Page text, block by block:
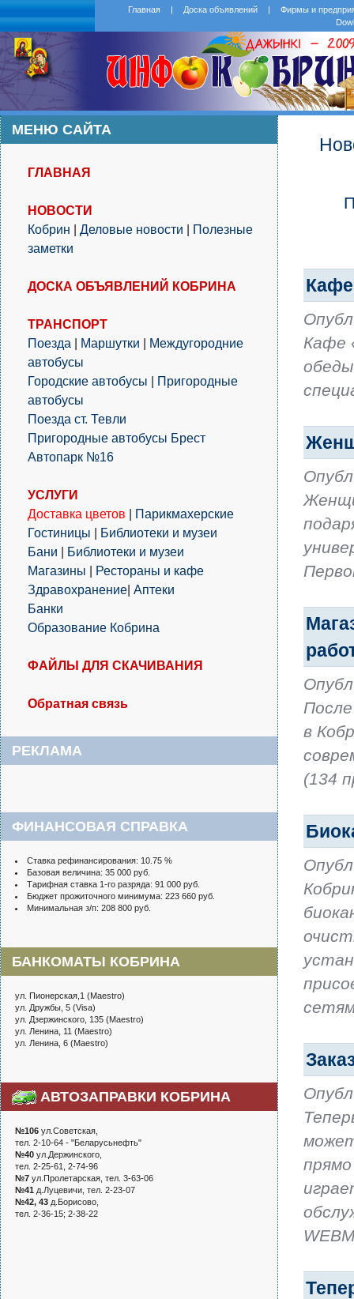
Главная | Доска объявлений |
Фирмы и
МЕНЮ САЙТА
ГЛАВНАЯ
НОВОСТИ
Кобрин
Деловые новости
Полезные
заметки
ДОСКА ОБЪЯВЛЕНИЙ КОБРИНА
ТРАНСПОРТ
Поезда
Маршутки
Междугородние
автобусы
Городские автобусы
Пригородные
автобусы
Поезда ст. Тевли
Пригородные автобусы Брест
Автопарк №16
УСЛУГИ
Доставка цветов
Парикмахерские
Гостиницы
Библиотеки и музеи
Бани
Библиотеки и музеи
Магазины
Рестораны и кафе
Здравохранение Аптеки
Банки
Образование Кобрина
ФАЙЛЫ ДЛЯ СКАЧИВАНИЯ
Обратная связь
РЕКЛАМА
ФИНАНСОВАЯ СПРАВКА
Ставка рефинансирования: 10.75 %
Базовая величина: 35 000 руб.
Тарифная ставка 1-го разряда: 91 000 руб.
Бюджет прожиточного минимума: 223 660 руб.
Минимальная з/п: 208 800 руб.
БАНКОМАТЫ КОБРИНА
ул. Пионерская,1 (Maestro)
ул. Дружбы, 5 (Visa)
ул. Дзержинского, 135 (Maestro)
ул. Ленина, 11 (Maestro)
ул. Ленина, 6 (Maestro)
АВТОЗАПРАВКИ КОБРИНА
№106 ул.Советская,
тел. 2-10-64 - "Беларусьнефть"
№40 ул.Держинского,
тел. 2-25-61, 2-74-96
№7 ул.Пролетарская, тел. 3-63-06
№41 д.Луцевичи, тел. 2-23-07
№42, 43 д.Борисово,
тел. 2-36-15; 2-38-22
Кафе
в
(134